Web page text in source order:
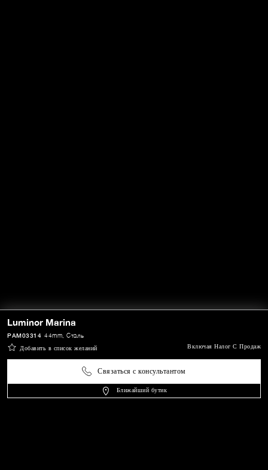
Luminor Marina
44mm , Сталь
PAM03314
Добавить в список желаний Включая Налог С Продаж
Связаться с консультантом
Ближайший бутик